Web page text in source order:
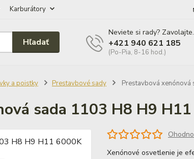
Karburátory
Hľadať
Neviete si rady? Zavolajte.
+421 940 621 185
(Po-Pia, 8-16 hod.)
a poistky Prestavbové sady Prestavbová
sada 1103 H8 H9
Xenónové osvetlenie je